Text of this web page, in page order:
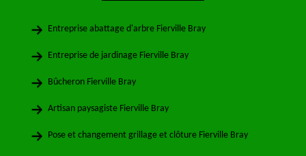
Entreprise abattage d'arbre Fierville Bray
Entreprise de jardinage Fierville Bray
Bûcheron Fierville Bray
Artisan paysagiste Fierville Bray
Pose et changement grillage et clôture Fierville Bray